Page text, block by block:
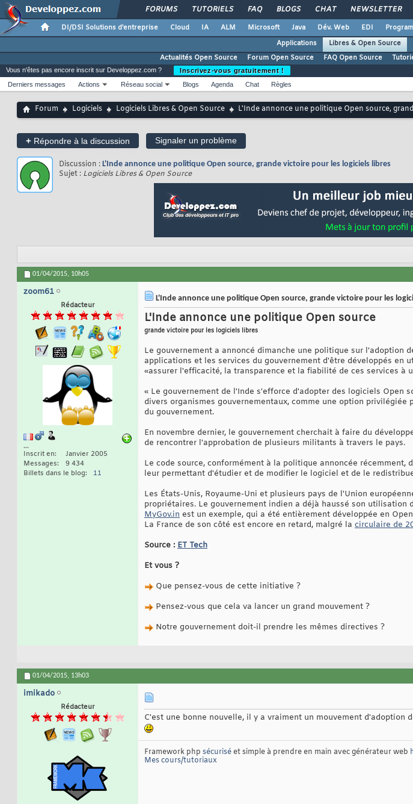
FORUMS TUTORIELS FAQ BLOGS CHAT NEWSLETTER
DI/DSI Solutions d'entreprise Cloud IA ALM Microsoft Java Dév. Web EDI
Applications
Libres & Open Source
Actualités Open Source
Forum Open Source FAQ Open Source
Vous n'êtes pas encore inscrit sur Developpez.com ?
Inscrivez-vous gratuitement !
Derniers messages
Actions Réseau social Blogs Agenda Chat Règles
Forum Logiciels Logiciels Libres & Open Source L'Inde annonce une politique Open source,
+ Répondre à la discussion Signaler un problème
Discussion : L'Inde annonce une politique Open source, grande victoire pour les logiciels libres
Sujet : Logiciels Libres & Open Source
01/04/2015, 10h05
zoom61
Rédacteur
...
Inscrit en
Janvier 2005
Messages
9 434
Billets dans le blog
11
L'Inde annonce une politique Open source, grande victoire pour les
L'Inde annonce une politique Open source
grande victoire pour les logiciels libres
Le gouvernement a annoncé dimanche une politique sur l'adoption
applications et les services du gouvernement d'être développés en
«assurer l'efficacité, la transparence et la fiabilité de ces services à
« Le gouvernement de l'Inde s'efforce d'adopter des logiciels Open
divers organismes gouvernementaux, comme une option
du gouvernement.
En novembre dernier, le gouvernement cherchait à faire du
de rencontrer l'approbation de plusieurs militants à travers le pays.
Le code source, conformément à la politique annoncée
leur permettant d'étudier et de modifier le logiciel et de le
Les États-Unis, Royaume-Uni et plusieurs pays de l'Union
propriétaires. Le gouvernement indien a déjà haussé son
MyGov.in est un exemple, qui a été entièrement développée en
La France de son côté est encore en retard, malgré la circulaire de
Source : ET Tech
Et vous ?
Que pensez-vous de cette initiative ?
Pensez-vous que cela va lancer un grand mouvement ?
Notre gouvernement doit-il prendre les mêmes directives ?
01/04/2015, 13h03
imikado
Rédacteur
C'est une bonne nouvelle, il y a vraiment un mouvement
Framework php sécuriséet simple à prendre en main avec générateur web
Mes cours/tutoriaux